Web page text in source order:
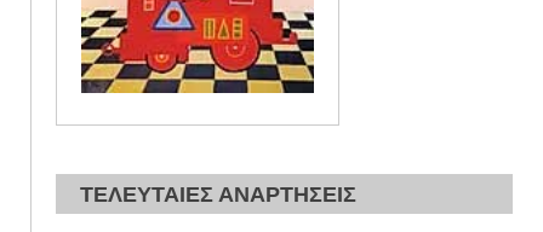
ΤΕΛΕΥΤΑΙΕΣ ΑΝΑΡΤΗΣΕΙΣ